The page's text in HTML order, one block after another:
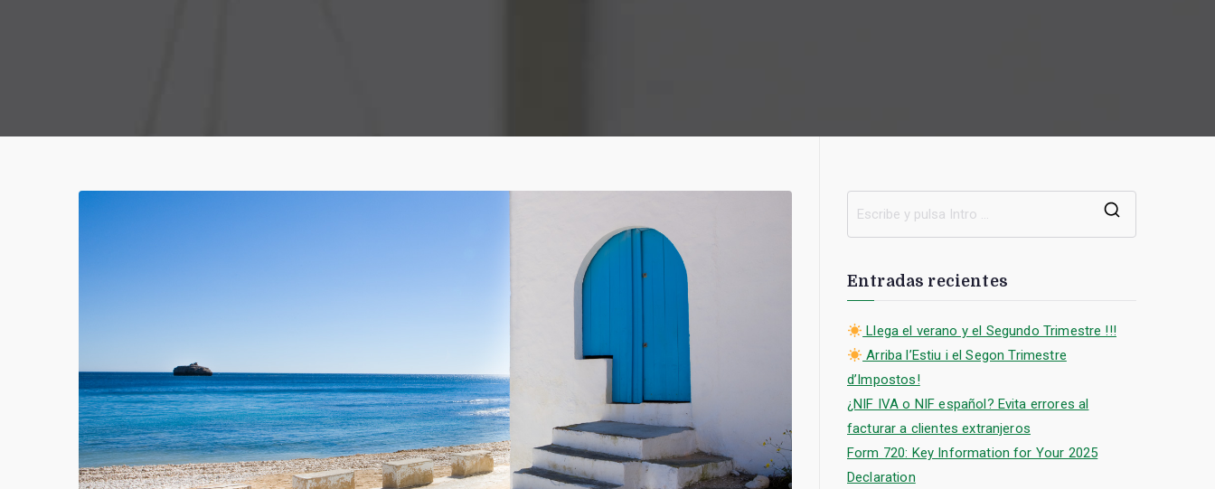
Entradas recientes
Llega el verano y el Segundo Trimestre !!!
Arriba l’Estiu i el Segon Trimestre
d’Impostos!
¿NIF IVA o NIF español? Evita errores al
facturar a clientes extranjeros
Form 720: Key Information for Your 2025
Declaration